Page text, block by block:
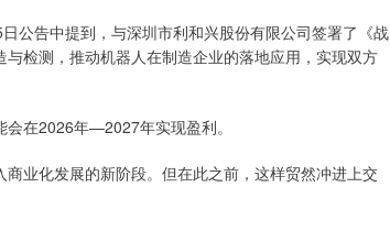
公告中提到，与深圳市利和兴股份有限公司签署了《战
检测，推动机器人在制造企业的落地应用，实现双方
在2026年—2027年实现盈利。
业化发展的新阶段。但在此之前，这样贸然冲进上交